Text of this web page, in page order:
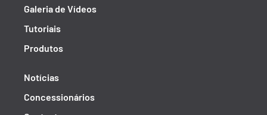
Galeria de Vídeos
Tutoriais
Produtos
Notícias
Concessionários